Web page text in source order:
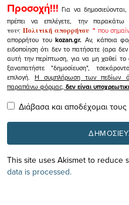
Προσοχή!!! Για να
πρέπει να επιλέγετε, την παρακάτω
τουςΠολιτική απορρήτου" που
απορρήτου τουkozan.gr. Αν, κάποια
ειδοποίηση ότι δεν το πατήσατε (αρα
αυτή την περίπτωση, για να μη χαθεί
ξαναπατήστε "δημοσίευση",
επιλογή.Η συμπλήρωση των πεδίων
παραπάνω φόρμας, δεν είναι
Διάβασα και αποδέχομαι τους
This site uses Akismet to reduce
data is processed.